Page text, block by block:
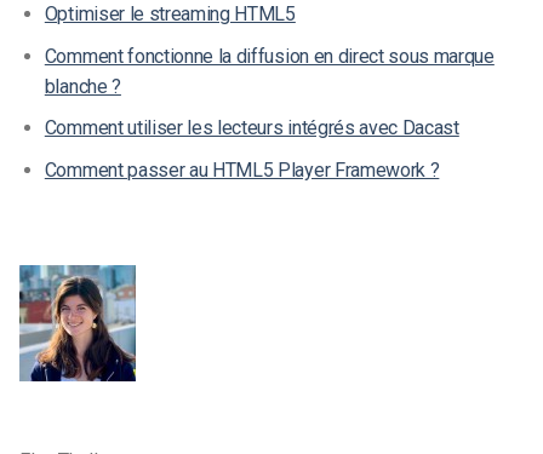
Optimiser le streaming HTML5
Comment fonctionne la diffusion en direct sous marque
blanche ?
Comment utiliser les lecteurs intégrés avec Dacast
Comment passer au HTML5 Player Framework ?